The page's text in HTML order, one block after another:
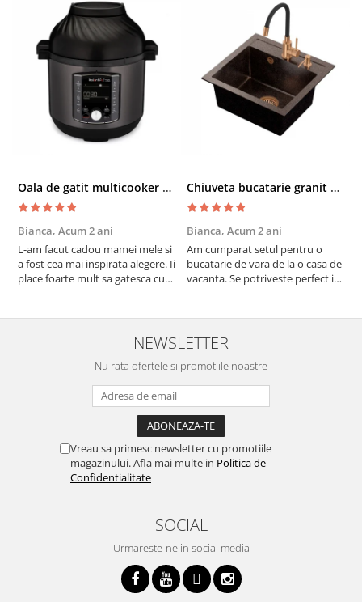
Oala de gatit multicooker 11 functii Instant Pot Pro Crisp 8 + Air Fryer 7.6 lt
Bianca, Acum 2 ani
L-am facut cadou mamei mele si
a fost cea mai inspirata alegere. Ii
place foarte mult sa gatesca cu
cratita...ma gandesc serios sa imi
cumpar si eu! Recomand mult !
Chiuveta bucatarie granit cu finisaj negru perlat/cupru Steingran Art Copper cu dozator si baterie Quadron
Bianca, Acum 2 ani
Am cumparat setul pentru o
bucatarie de vara de la o casa de
vacanta. Se potriveste perfect in
buna, recomand cu drag !
NEWSLETTER
Nu rata ofertele si promotiile noastre
Vreau sa primesc newsletter cu promotiile
magazinului. Afla mai multe in Politica de
Confidentialitate
SOCIAL
Urmareste-ne in social media